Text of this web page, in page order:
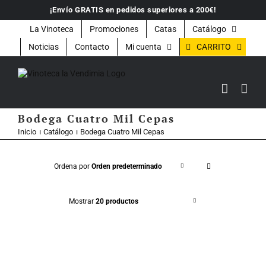
contenido
¡Envío GRATIS en pedidos superiores a 200€!
La Vinoteca Promociones Catas
Catálogo
Noticias
Contacto Mi cuenta CARRITO
Bodega Cuatro Mil Cepas
Inicio Catálogo Bodega Cuatro Mil Cepas
Ordena por Orden predeterminado
Mostrar 20 productos